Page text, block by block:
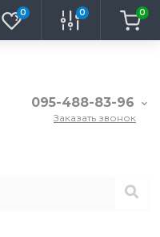
0 0 0
095-488-83-96
Заказать звонок